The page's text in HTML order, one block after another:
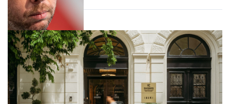
Társadalom